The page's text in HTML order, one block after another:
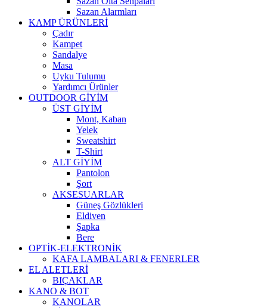
Sazan Alarmları
KAMP ÜRÜNLERİ
Çadır
Kampet
Sandalye
Masa
Uyku Tulumu
Yardımcı Ürünler
OUTDOOR GİYİM
ÜST GİYİM
Mont, Kaban
Yelek
Sweatshirt
T-Shirt
ALT GİYİM
Pantolon
Şort
AKSESUARLAR
Güneş Gözlükleri
Eldiven
Şapka
Bere
OPTİK-ELEKTRONİK
KAFA LAMBALARI & FENERLER
EL ALETLERİ
BIÇAKLAR
KANO & BOT
KANOLAR